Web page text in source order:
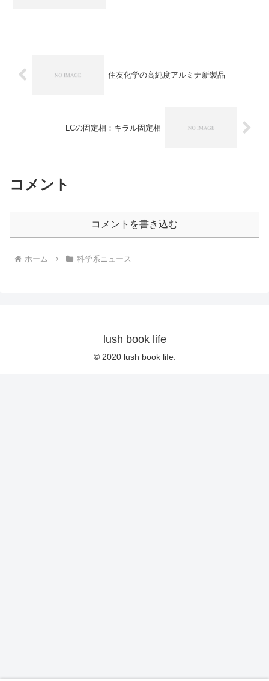
住友化学の高純度アルミナ新製品
LCの固定相：キラル固定相
コメント
コメントを書き込む
ホーム 科学系ニュース
lush book life
© 2020 lush book life.